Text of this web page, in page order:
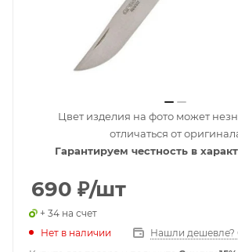
Цвет изделия на фото может
отличаться от
Гарантируем честность в
690 ₽/шт
+ 34 на счет
Нет в наличии
Нашли дешевле?